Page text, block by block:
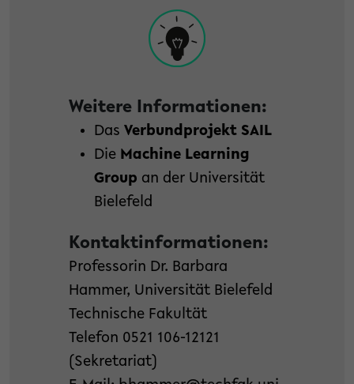
Weitere Informationen:
Das Verbundprojekt SAIL
Die Machine Learning
Group an der Universität
Bielefeld
Kontaktinformationen:
Professorin Dr. Barbara
Hammer, Universität Bielefeld
Technische Fakultät
Telefon 0521 106-12121
(Sekretariat)